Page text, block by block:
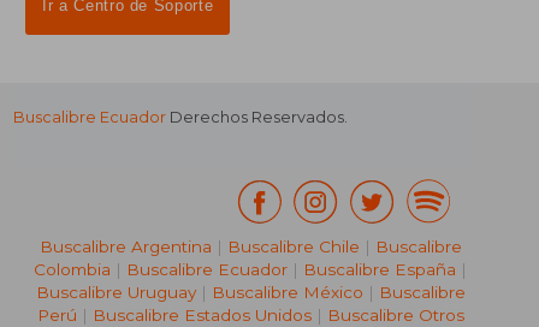
Ir a Centro de Soporte
Buscalibre Ecuador Derechos Reservados.
Buscalibre Argentina | Buscalibre Chile | Buscalibre
Colombia | Buscalibre Ecuador | Buscalibre España |
Buscalibre Uruguay| Buscalibre México | Buscalibre
Perú | Buscalibre Estados Unidos| Buscalibre Otros